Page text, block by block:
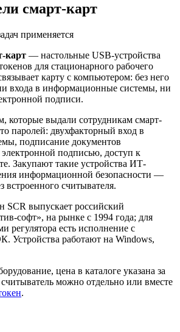
смарт-карт
применяется
карт — настольные USB-устройства
для стационарного рабочего
карту с компьютером: без него
входа в информационные системы, ни
подписи.
которые выдали сотрудникам смарт-
паролей: двухфакторный вход в
подписание документов
подписью, доступ к
Закупают такие устройства ИТ-
информационной безопасности —
встроенного считывателя.
SCR выпускает российский
софт», на рынке с 1994 года; для
регулятора есть исполнение с
Устройства работают на Windows,
цена в каталоге указана за
можно отдельно или вместе
.